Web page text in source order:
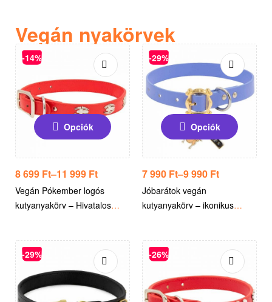
Vegán nyakörvek
-14%
Opciók
8 699 Ft–11 999 Ft
Vegán Pókember logós
kutyanyakörv – Hivatalos
-29%
Opciók
7 990 Ft–9 990 Ft
Jóbarátok vegán
kutyanyakörv – ikonikus
-29%
-26%